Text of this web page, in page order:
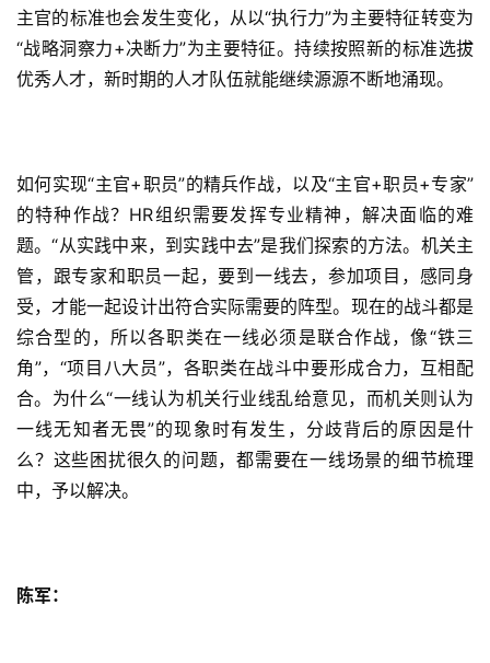
主官的标准也会发生变化，从以“执行力”为主要特征转变为
“战略洞察力+决断力”为主要特征。持续按照新的标准选拔
优秀人才，新时期的人才队伍就能继续源源不断地涌现。
如何实现“主官+职员”的精兵作战，以及“主官+职员+专家”
的特种作战？HR组织需要发挥专业精神，解决面临的难
题。“从实践中来，到实践中去”是我们探索的方法。机关主
管，跟专家和职员一起，要到一线去，参加项目，感同身
受，才能一起设计出符合实际需要的阵型。现在的战斗都是
综合型的，所以各职类在一线必须是联合作战，像“铁三
角”，“项目八大员”，各职类在战斗中要形成合力，互相配
合。为什么“一线认为机关行业线乱给意见，而机关则认为
一线无知者无畏”的现象时有发生，分歧背后的原因是什
么？这些困扰很久的问题，都需要在一线场景的细节梳理
中，予以解决。
陈军：